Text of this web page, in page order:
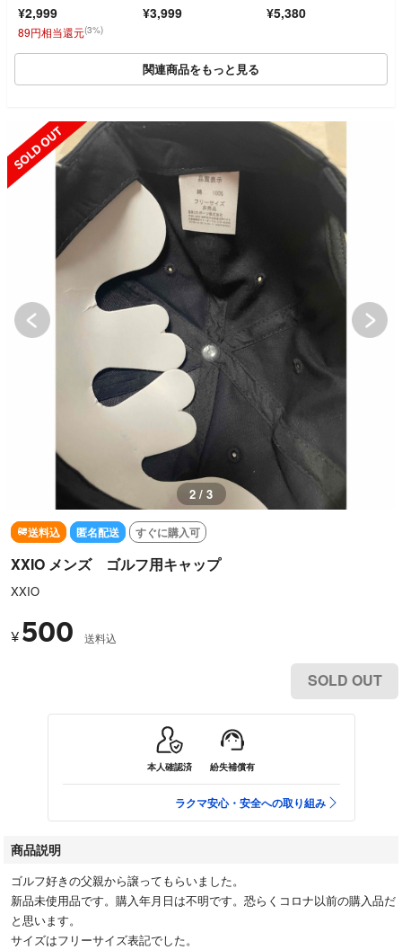
¥2,999
89円相当還元(3%)
¥3,999 ¥5,380
関連商品をもっと見る
3 / 3
送料込 匿名配送 すぐに購入可
XXIO メンズ ゴルフ用キャップ
XXIO
¥ 500 送料込
SOLD OUT
本人確認済 紛失補償有
ラクマ安心・安全への取り組み
商品説明
ゴルフ好きの父親から譲ってもらいました。
新品未使用品です。購入年月日は不明です。恐らくコロナ以前の購入品だ
と思います。
サイズはフリーサイズ表記でした。